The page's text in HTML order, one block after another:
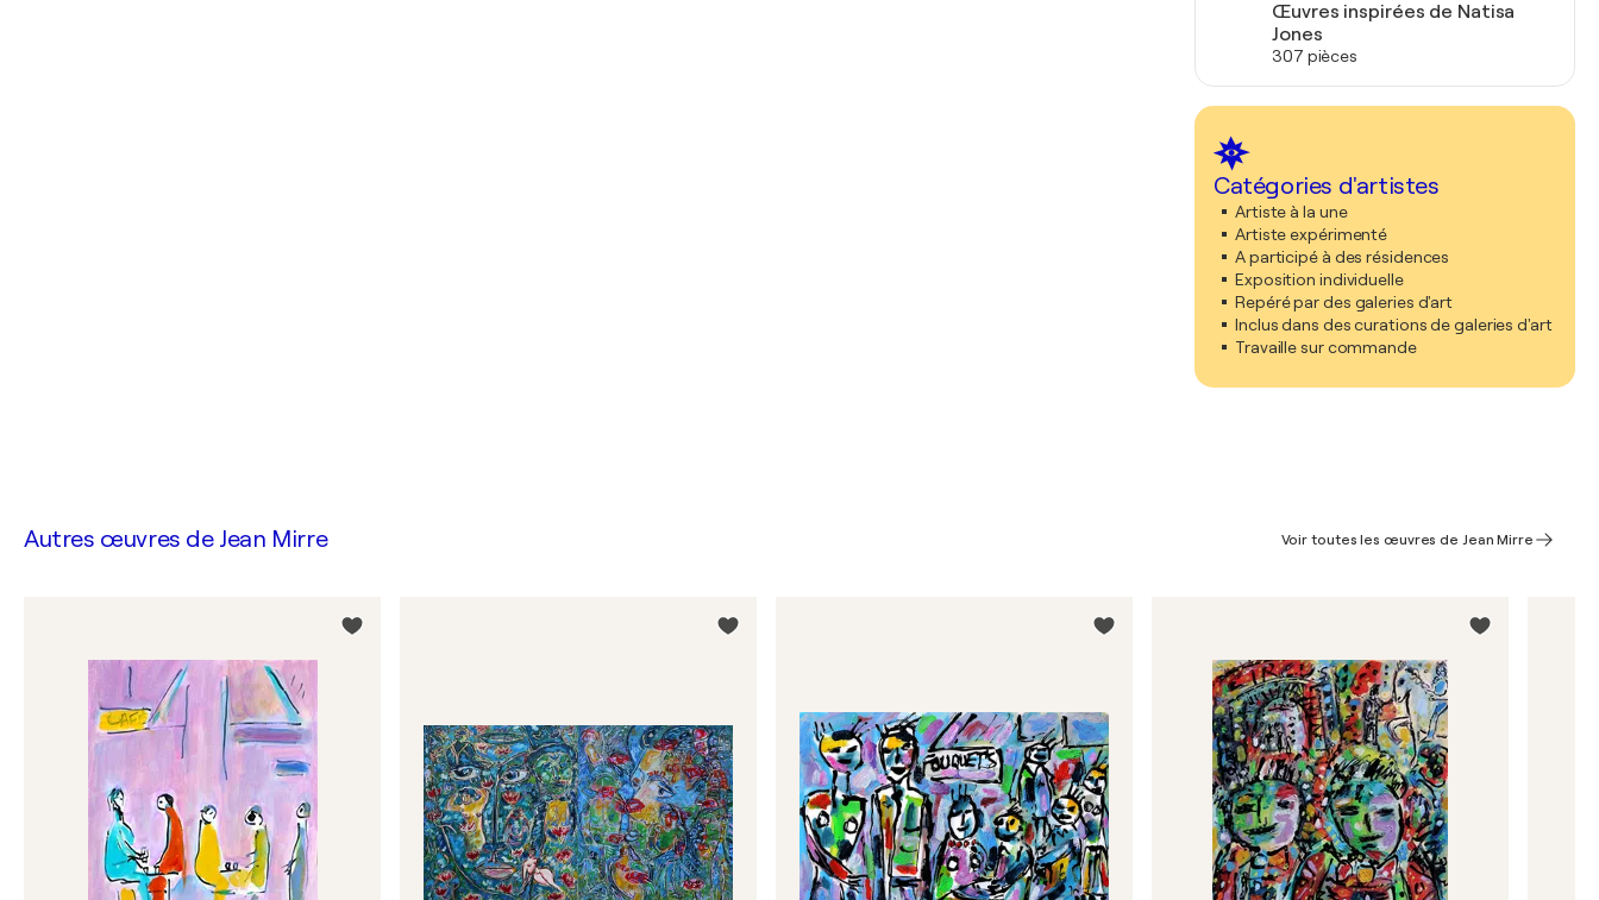
Œuvres inspirées de Natisa
Jones
307 pièces
Catégories d'artistes
Artiste à la une
Artiste expérimenté
A participé à des résidences
Exposition individuelle
Repéré par des galeries d'art
Inclus dans des curations de galeries d'art
Travaille sur commande
Autres œuvres de Jean Mirre Voir toutes les œuvres de Jean Mirre